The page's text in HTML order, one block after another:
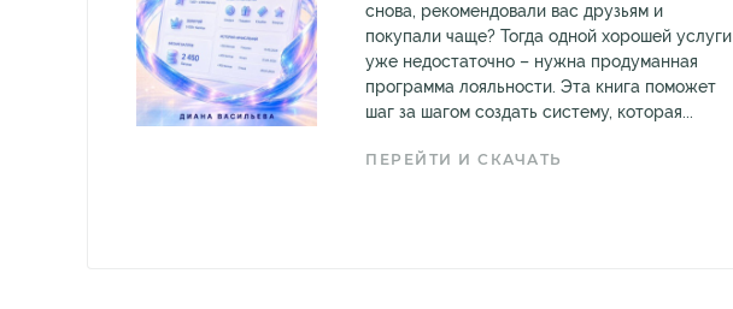
снова, рекомендовали вас друзьям и
покупали чаще? Тогда одной хорошей услуги
уже недостаточно – нужна продуманная
программа лояльности. Эта книга поможет
шаг за шагом создать систему, которая...
ПЕРЕЙТИ И СКАЧАТЬ